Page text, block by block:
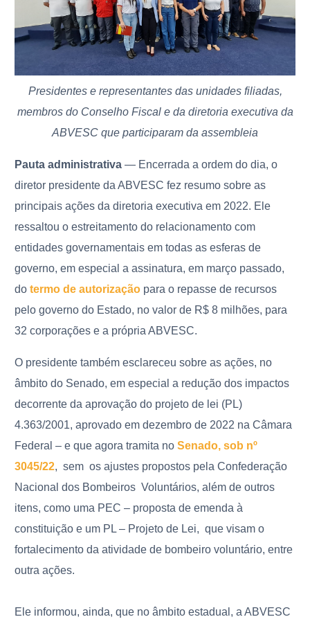
Presidentes e representantes das unidades filiadas,
membros do Conselho Fiscal e da diretoria executiva da
ABVESC que participaram da assembleia
Pauta administrativa — Encerrada a ordem do dia, o
diretor presidente da ABVESC fez resumo sobre as
principais ações da diretoria executiva em 2022. Ele
ressaltou o estreitamento do relacionamento com
entidades governamentais em todas as esferas de
governo, em especial a assinatura, em março passado,
dotermo de autorização para o repasse de recursos
pelo governo do Estado, no valor de R$ 8 milhões, para
32 corporações e a própria ABVESC.
O presidente também esclareceu sobre as ações, no
âmbito do Senado, em especial a redução dos impactos
decorrente da aprovação do projeto de lei (PL)
4.363/2001, aprovado em dezembro de 2022 na Câmara
Federal – eque agora tramita noSenado, sob nº
3045/22, sem os ajustes propostos pela Confederação
Nacional dos Bombeiros Voluntários, além de outros
itens, como uma PEC – proposta de emenda à
constituição e um PL – Projeto de Lei, que visam o
fortalecimento da atividade de bombeiro voluntário, entre
outra ações.
Ele informou, ainda, que no âmbito estadual, a ABVESC